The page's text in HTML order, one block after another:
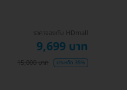
ราคาจองกับ HDmall
9,699 บาท
15,000 บาท ประหยัด 35%